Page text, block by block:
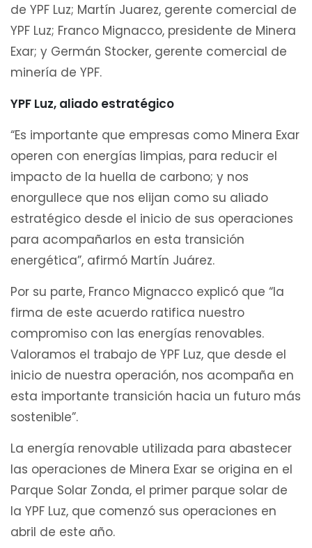
de YPF Luz; Martín Juarez, gerente comercial de
YPF Luz; Franco Mignacco, presidente de Minera
Exar; y Germán Stocker, gerente comercial de
minería de YPF.
YPF Luz, aliado estratégico
“Es importante que empresas como Minera Exar
operen con energías limpias, para reducir el
impacto de la huella de carbono; y nos
enorgullece que nos elijan como su aliado
estratégico desde el inicio de sus operaciones
para acompañarlos en esta transición
energética”, afirmó Martín Juárez.
Por su parte, Franco Mignacco explicó que “la
firma de este acuerdo ratifica nuestro
compromiso con las energías renovables.
Valoramos el trabajo de YPF Luz, que desde el
inicio de nuestra operación, nos acompaña en
esta importante transición hacia un futuro más
sostenible”.
La energía renovable utilizada para abastecer
las operaciones de Minera Exar se origina en el
Parque Solar Zonda, el primer parque solar de
la YPF Luz, que comenzó sus operaciones en
abril de este año.